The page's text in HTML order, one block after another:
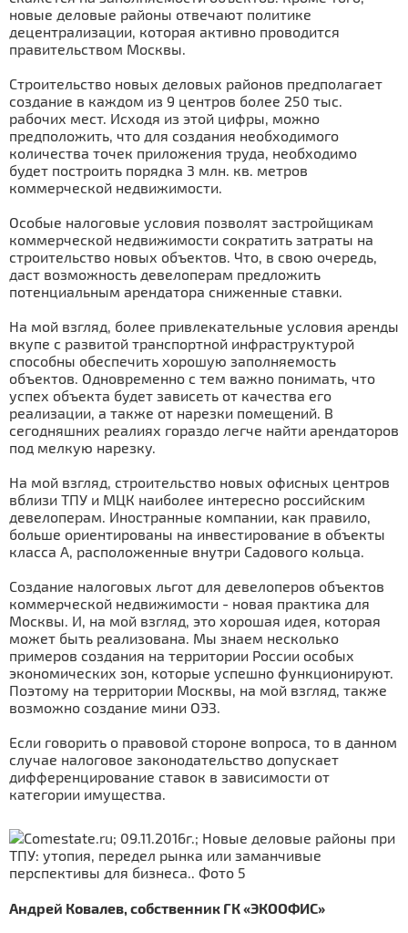
новые деловые районы отвечают политике
децентрализации, которая активно проводится
правительством Москвы.
Строительство новых деловых районов предполагает
создание в каждом из 9 центров более 250 тыс.
рабочих мест. Исходя из этой цифры, можно
предположить, что для создания необходимого
количества точек приложения труда, необходимо
будет построить порядка 3 млн. кв. метров
коммерческой недвижимости.
Особые налоговые условия позволят застройщикам
коммерческой недвижимости сократить затраты на
строительство новых объектов. Что, в свою очередь,
даст возможность девелоперам предложить
потенциальным арендатора сниженные ставки.
На мой взгляд, более привлекательные условия аренды
вкупе с развитой транспортной инфраструктурой
способны обеспечить хорошую заполняемость
объектов. Одновременно с тем важно понимать, что
успех объекта будет зависеть от качества его
реализации, а также от нарезки помещений. В
сегодняшних реалиях гораздо легче найти арендаторов
под мелкую нарезку.
На мой взгляд, строительство новых офисных центров
вблизи ТПУ и МЦК наиболее интересно российским
девелоперам. Иностранные компании, как правило,
больше ориентированы на инвестирование в объекты
класса А, расположенные внутри Садового кольца.
Создание налоговых льгот для девелоперов объектов
коммерческой недвижимости - новая практика для
Москвы. И, на мой взгляд, это хорошая идея, которая
может быть реализована. Мы знаем несколько
примеров создания на территории России особых
экономических зон, которые успешно функционируют.
Поэтому на территории Москвы, на мой взгляд, также
возможно создание мини ОЭЗ.
Если говорить о правовой стороне вопроса, то в данном
случае налоговое законодательство допускает
дифференцирование ставок в зависимости от
категории имущества.
Андрей Ковалев, собственник ГК «ЭКООФИС»